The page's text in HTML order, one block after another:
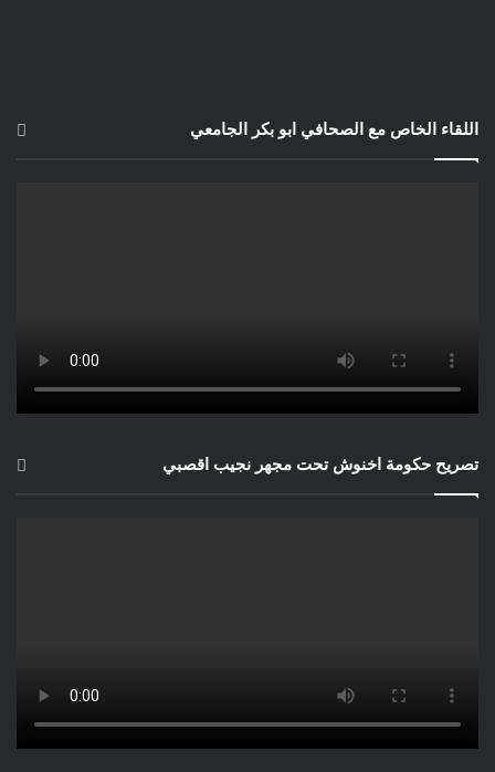
اللقاء الخاص مع الصحافي ابو بكر الجامعي
تصريح حكومة اخنوش تحت مجهر نجيب اقصبي